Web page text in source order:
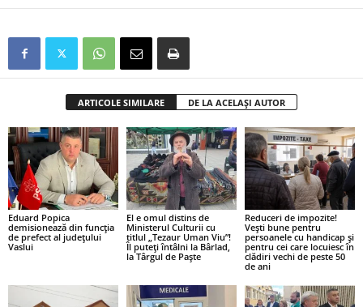
ARTICOLE SIMILARE DE LA ACELAȘI AUTOR
Eduard Popica
demisionează din funcția
de prefect al județului
Vaslui
El e omul distins de
Ministerul Culturii cu
titlul „Tezaur Uman Viu”!
Îl puteți întâlni la Bârlad,
la Târgul de Paște
Reduceri de impozite!
Vești bune pentru
persoanele cu handicap și
pentru cei care locuiesc în
clădiri vechi de peste 50
de ani